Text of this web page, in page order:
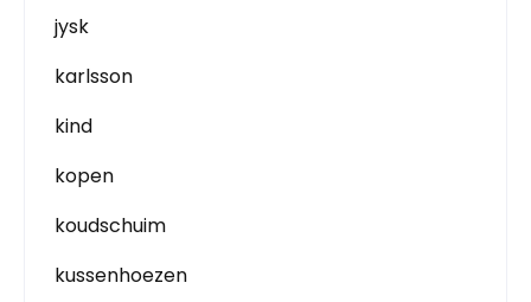
jysk
karlsson
kind
kopen
koudschuim
kussenhoezen